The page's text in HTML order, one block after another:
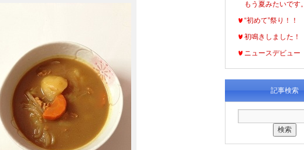
もう夏みたいです。
“初めて”祭り！！
初鳴きしました！
ニュースデビュー
記事検索